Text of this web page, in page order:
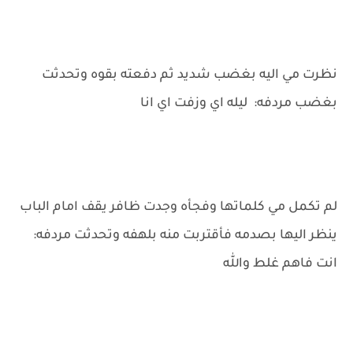
نظرت مي اليه بغضب شديد ثم دفعته بقوه وتحدثت
بغضب مردفه: ليله اي وزفت اي انا
لم تكمل مي كلماتها وفجأه وجدت ظافر يقف امام الباب
ينظر اليها بصدمه فأقتربت منه بلهفه وتحدثت مردفه:
انت فاهم غلط والله